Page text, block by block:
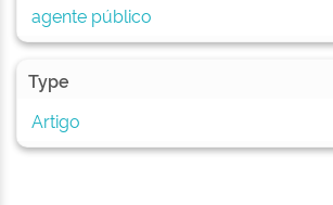
agente público
Type
Artigo